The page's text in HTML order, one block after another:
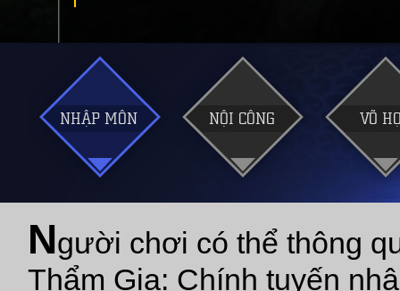
NHẬP MÔN NỘI CÔNG VÕ
Người chơi có thể thông
Thẩm Gia: Chính tuyến